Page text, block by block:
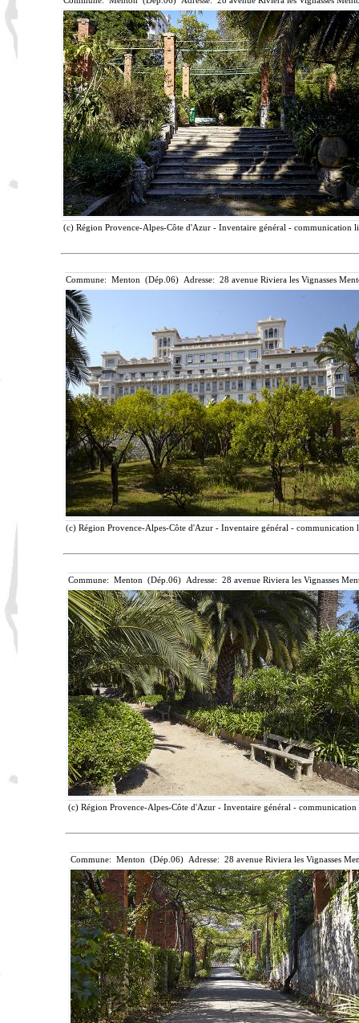
(c) Région Provence-Alpes-Côte d'Azur - Inventaire général - communication
Commune: Menton (Dép.06) Adresse: 28 avenue Riviera les Vignasses
(c) Région Provence-Alpes-Côte d'Azur - Inventaire général -
Commune: Menton (Dép.06) Adresse: 28 avenue Riviera les Vignasses
(c) Région Provence-Alpes-Côte d'Azur - Inventaire général -
Commune: Menton (Dép.06) Adresse: 28 avenue Riviera les Vignasses